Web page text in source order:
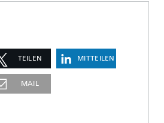
TEILEN MITTEILEN
MAIL